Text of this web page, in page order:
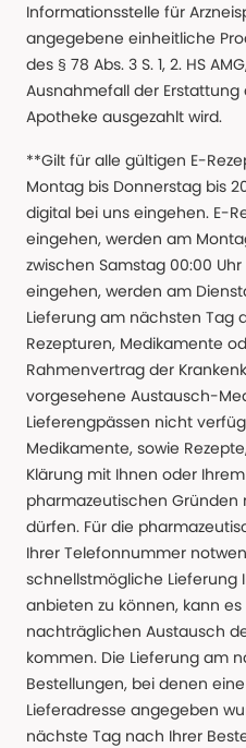
Informationsstelle für
angegebene einheitliche
des § 78 Abs. 3 S. 1, 2. HS
Ausnahmefall der Erstattung
Apotheke ausgezahlt wird.
**Gilt für alle gültigen E-
Montag bis Donnerstag bis
digital bei uns eingehen. E-
eingehen, werden am
zwischen Samstag 00:00
eingehen, werden am
Lieferung am nächsten Tag
Rezepturen, Medikamente
Rahmenvertrag der
vorgesehene Austausch-
Lieferengpässen nicht
Medikamente, sowie
Klärung mit Ihnen oder
pharmazeutischen
dürfen. Für die
Ihrer Telefonnummer
schnellstmögliche Lieferung
anbieten zu können, kann
nachträglichen Austausch
kommen. Die Lieferung am
Bestellungen, bei denen
Lieferadresse angegeben
nächste Tag nach Ihrer